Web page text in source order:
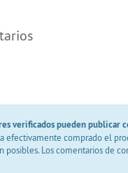
verificados pueden publicar
efectivamente comprado el
Los comentarios de